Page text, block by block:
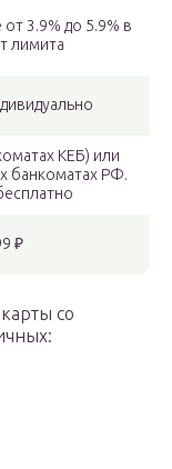
3.9% до 5.9% в
лимита
КЕБ) или
банкоматах РФ.
₽
со